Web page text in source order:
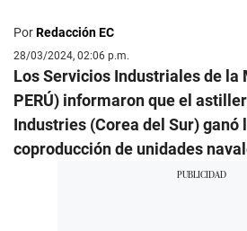
PorRedacción EC
28/03/2024, 02:06 p.m.
Los Servicios Industriales de la
PERÚ) informaron que el
Industries (Corea del Sur) ganó
coproducción de unidades